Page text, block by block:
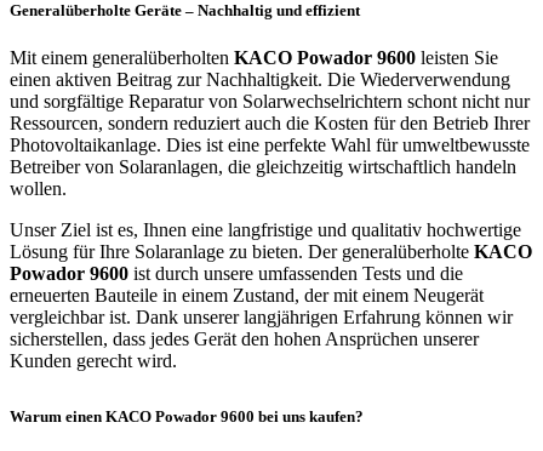
Generalüberholte Geräte – Nachhaltig und effizient
Mit einem generalüberholten KACO Powador 9600 leisten Sie
einen aktiven Beitrag zur Nachhaltigkeit. Die Wiederverwendung
und sorgfältige Reparatur von Solarwechselrichtern schont nicht nur
Ressourcen, sondern reduziert auch die Kosten für den Betrieb Ihrer
Photovoltaikanlage. Dies ist eine perfekte Wahl für umweltbewusste
Betreiber von Solaranlagen, die gleichzeitig wirtschaftlich handeln
wollen.
Unser Ziel ist es, Ihnen eine langfristige und qualitativ hochwertige
Lösung für Ihre Solaranlage zu bieten. Der generalüberholte KACO
Powador 9600 ist durch unsere umfassenden Tests und die
erneuerten Bauteile in einem Zustand, der mit einem Neugerät
vergleichbar ist. Dank unserer langjährigen Erfahrung können wir
sicherstellen, dass jedes Gerät den hohen Ansprüchen unserer
Kunden gerecht wird.
Warum einen KACO Powador 9600 bei uns kaufen?